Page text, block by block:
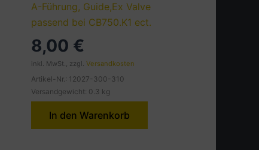
A-Führung, Guide,Ex Valve
passend bei CB750.K1 ect.
8,00 €
inkl. MwSt., zzgl. Versandkosten
Artikel-Nr.: 12027-300-310
Versandgewicht: 0.3 kg
In den Warenkorb